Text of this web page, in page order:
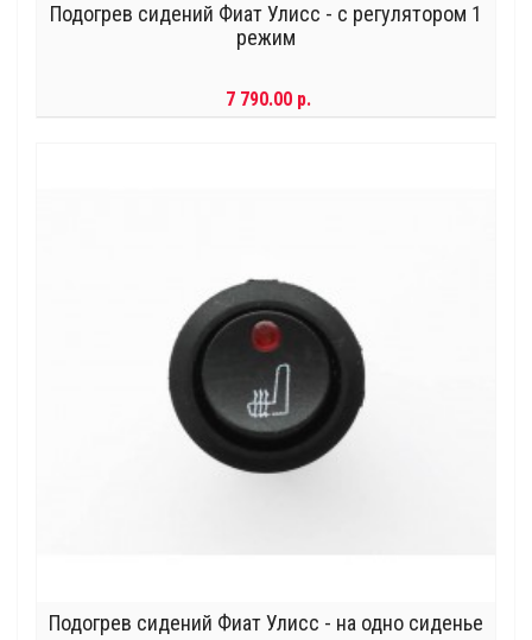
Подогрев сидений Фиат Улисс - с регулятором 1
режим
7 790.00 р.
Подогрев сидений Фиат Улисс - на одно сиденье